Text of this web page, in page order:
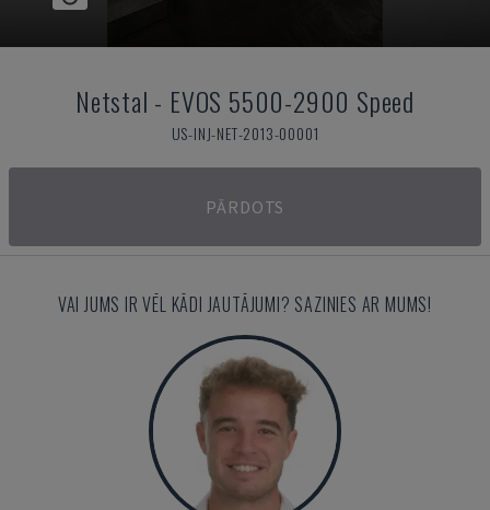
Netstal - EVOS 5500-2900 Speed
US-INJ-NET-2013-00001
PĀRDOTS
VAI JUMS IR VĒL KĀDI JAUTĀJUMI? SAZINIES AR MUMS!